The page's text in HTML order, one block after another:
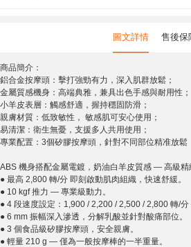
圖文詳情 售後保
商品簡介：
鋁合金按摩頭：擊打強勁有力，深入肌群放鬆；
金屬質感機身：高端典雅，兼具出色手感與耐用性；
小羊皮表層：觸感舒適，握持穩固防滑；
親膚材質：低致敏性， 敏感肌可安心使用；
易清潔：衛生無憂，支援多人共用使用；
專業配置：3個矽膠按摩頭，針對不同部位精准放鬆
ABS 機身搭配金屬電鍍，奶油白羊皮質感 — 高級精
● 最高 2,800 轉/分 即刻啟動肌肉組織，快速舒緩。
● 10 kgf 推力 — 專業級動力。
● 4 段速度設定：1,900 / 2,200 / 2,500 / 2,800 轉/
● 6 mm 振幅深入滲透，分解乳酸並針對酸痛部位。
● 3 個食品級矽膠按摩頭，安全親膚。
● 輕量 210 g — 僅為一般按摩棒的一半重量。